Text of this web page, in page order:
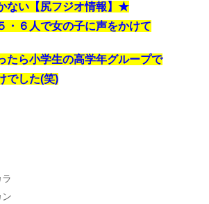
ない【尻フジオ情報】★
・６人で女の子に声をかけて
たら小学生の高学年グループで
でした(笑)